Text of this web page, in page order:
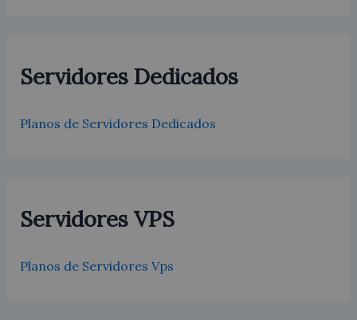
Servidores Dedicados
Planos de Servidores Dedicados
Servidores VPS
Planos de Servidores Vps